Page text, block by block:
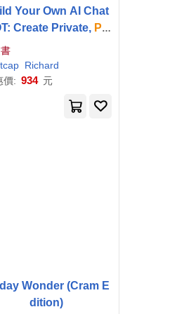
Davis
Your Own AI Chat
Create Private, Po
PostgreSQL, pgvec
Python, and FastAPI
Richard
價: 934 元
Wonder (Cram E
dition)